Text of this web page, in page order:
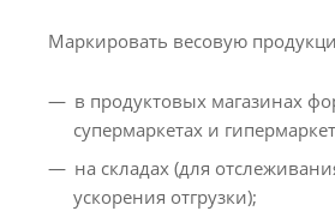
Маркировать весовую
в продуктовых магазинах
супермаркетах и
на складах (для
ускорения отгрузки);